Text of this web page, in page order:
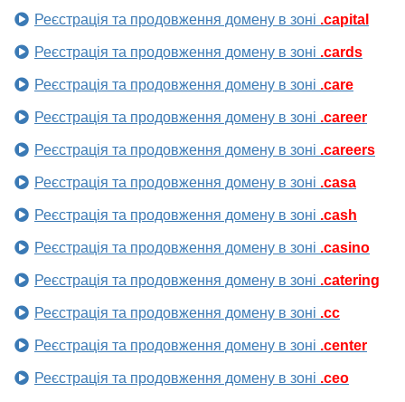
Реєстрація та продовження домену в зоні .capital
Реєстрація та продовження домену в зоні .cards
Реєстрація та продовження домену в зоні .care
Реєстрація та продовження домену в зоні .career
Реєстрація та продовження домену в зоні .careers
Реєстрація та продовження домену в зоні .casa
Реєстрація та продовження домену в зоні .cash
Реєстрація та продовження домену в зоні .casino
Реєстрація та продовження домену в зоні .catering
Реєстрація та продовження домену в зоні .cc
Реєстрація та продовження домену в зоні .center
Реєстрація та продовження домену в зоні .ceo